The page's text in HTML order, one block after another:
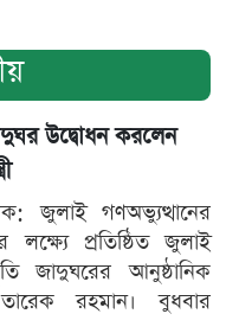
উদ্বোধন করলেন
জুলাই গণঅভ্যুত্থানের
লক্ষ্যে প্রতিষ্ঠিত জুলাই
জাদুঘরের আনুষ্ঠানিক
তারেক রহমান। বুধবার